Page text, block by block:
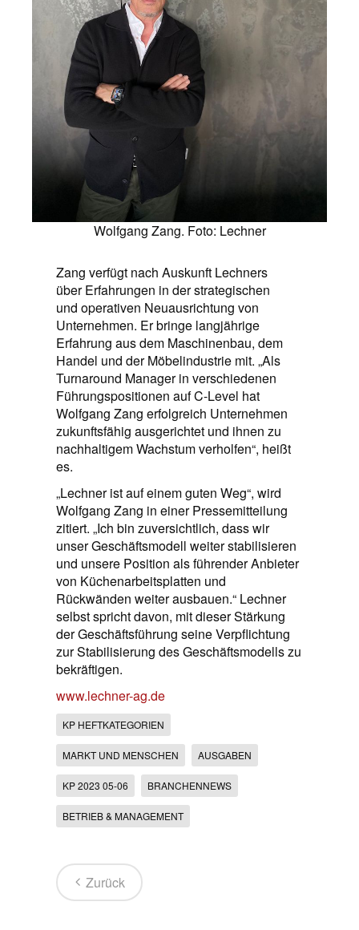
Wolfgang Zang. Foto: Lechner
Zang verfügt nach Auskunft Lechners
über Erfahrungen in der strategischen
und operativen Neuausrichtung von
Unternehmen. Er bringe langjährige
Erfahrung aus dem Maschinenbau, dem
Handel und der Möbelindustrie mit. „Als
Turnaround Manager in verschiedenen
Führungspositionen auf C-Level hat
Wolfgang Zang erfolgreich Unternehmen
zukunftsfähig ausgerichtet und ihnen zu
nachhaltigem Wachstum verholfen“, heißt
es.
„Lechner ist auf einem guten Weg“, wird
Wolfgang Zang in einer Pressemitteilung
zitiert. „Ich bin zuversichtlich, dass wir
unser Geschäftsmodell weiter stabilisieren
und unsere Position als führender Anbieter
von Küchenarbeitsplatten und
Rückwänden weiter ausbauen.“ Lechner
selbst spricht davon, mit dieser Stärkung
der Geschäftsführung seine Verpflichtung
zur Stabilisierung des Geschäftsmodells zu
bekräftigen.
www.lechner-ag.de
KP HEFTKATEGORIEN
MARKT UND MENSCHEN AUSGABEN
KP 2023 05-06 BRANCHENNEWS
BETRIEB & MANAGEMENT
Zurück